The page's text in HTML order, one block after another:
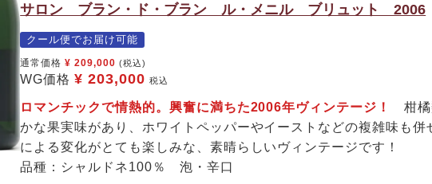
サロン ブラン・ド・ブラン ル・メニル ブリュット 2006
クール便でお届け可能
通常価格 ¥ 209,000 (税込)
WG価格 ¥ 203,000 税込
ロマンチックで情熱的。興奮に満ちた2006年ヴィンテージ！柑
かな果実味があり、ホワイトペッパーやイーストなどの複雑味も併
による変化がとても楽しみな、素晴らしいヴィンテージです！
品種：シャルドネ100％ 泡・辛口